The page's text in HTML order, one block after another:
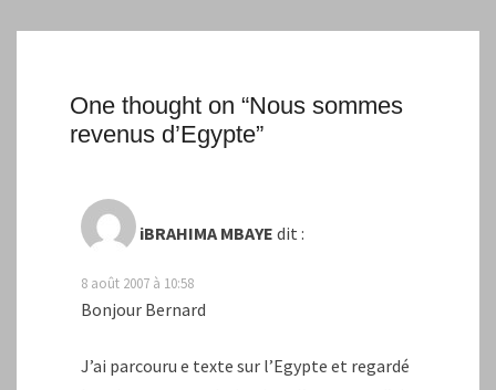
One thought on “Nous sommes
revenus d’Egypte”
iBRAHIMA MBAYE dit :
8 août 2007 à 10:58
Bonjour Bernard
J’ai parcouru e texte sur l’Egypte et regardé